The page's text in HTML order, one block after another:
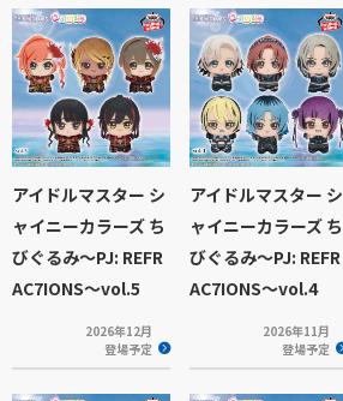
アイドルマスター シ
ャイニーカラーズ ち
びぐるみ～PJ: REFR
AC7IONS～vol.5
2026年12月
登場予定
アイドルマスター シ
ャイニーカラーズ ち
びぐるみ～PJ: REFR
AC7IONS～vol.4
2026年11月
登場予定